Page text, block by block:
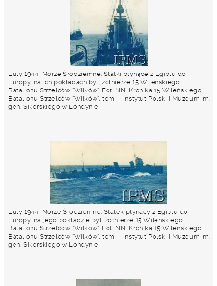
Luty 1944, Morze Śródziemne. Statki płynące z Egiptu do
Europy, na ich pokładach byli żołnierze 15 Wileńskiego
Batalionu Strzelców "Wilków". Fot. NN, Kronika 15 Wileńskiego
Batalionu Strzelców "Wilków", tom II, Instytut Polski i Muzeum im.
gen. Sikorskiego w Londynie
Luty 1944, Morze Śródziemne. Statek płynący z Egiptu do
Europy, na jego pokładzie byli żołnierze 15 Wileńskiego
Batalionu Strzelców "Wilków". Fot. NN, Kronika 15 Wileńskiego
Batalionu Strzelców "Wilków", tom II, Instytut Polski i Muzeum im.
gen. Sikorskiego w Londynie